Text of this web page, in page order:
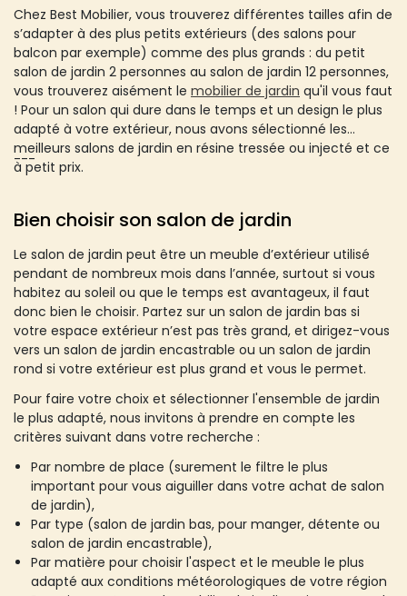
Chez Best Mobilier, vous trouverez différentes tailles afin de
s’adapter à des plus petits extérieurs (des salons pour
balcon par exemple) comme des plus grands : du petit
salon de jardin 2 personnes au salon de jardin 12 personnes,
vous trouverez aisément le mobilier de jardin qu'il vous faut
! Pour un salon qui dure dans le temps et un design le plus
adapté à votre extérieur, nous avons sélectionné les
meilleurs salons de jardin en résine tressée ou injecté et ce
à petit prix.
---
Bien choisir son salon de jardin
Le salon de jardin peut être un meuble d’extérieur utilisé
pendant de nombreux mois dans l’année, surtout si vous
habitez au soleil ou que le temps est avantageux, il faut
donc bien le choisir. Partez sur un salon de jardin bas si
votre espace extérieur n’est pas très grand, et dirigez-vous
vers un salon de jardin encastrable ou un salon de jardin
rond si votre extérieur est plus grand et vous le permet.
Pour faire votre choix et sélectionner l'ensemble de jardin
le plus adapté, nous invitons à prendre en compte les
critères suivant dans votre recherche :
Par nombre de place (surement le filtre le plus
important pour vous aiguiller dans votre achat de salon
de jardin),
Par type (salon de jardin bas, pour manger, détente ou
salon de jardin encastrable),
Par matière pour choisir l'aspect et le meuble le plus
adapté aux conditions météorologiques de votre région